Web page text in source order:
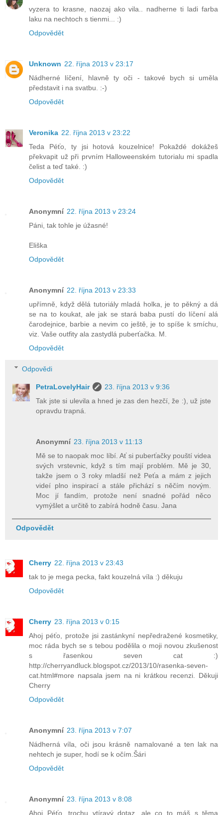
vyzera to krasne, naozaj ako vila.. nadherne ti ladi farba
laku na nechtoch s tienmi... :)
Odpovědět
Unknown 22. října 2013 v 23:17
Nádherné líčení, hlavně ty oči - takové bych si uměla
představit i na svatbu. :-)
Odpovědět
Veronika 22. října 2013 v 23:22
Teda Péťo, ty jsi hotová kouzelnice! Pokaždé dokážeš
překvapit už při prvním Halloweenském tutorialu mi spadla
čelist a teď také. :)
Odpovědět
Anonymní 22. října 2013 v 23:24
Páni, tak tohle je úžasné!
Eliška
Odpovědět
Anonymní 22. října 2013 v 23:33
upřímně, když dělá tutoriály mladá holka, je to pěkný a dá
se na to koukat, ale jak se stará baba pustí do líčení alá
čarodejnice, barbie a nevim co ještě, je to spíše k smíchu,
viz. Vaše outfity ala zastydlá puberťačka. M.
Odpovědět
Odpovědi
PetraLovelyHair
23. října 2013 v 9:36
Tak jste si ulevila a hned je zas den hezčí, že :), už jste
opravdu trapná.
Anonymní 23. října 2013 v 11:13
Mě se to naopak moc líbí. Ať si puberťačky pouští videa
svých vrstevnic, když s tím mají problém. Mě je 30,
takže jsem o 3 roky mladší než Peťa a mám z jejich
videí plno inspirací a stále přichází s něčím novým.
Moc jí fandím, protože není snadné pořád něco
vymýšlet a určitě to zabírá hodně času. Jana
Odpovědět
Cherry 22. října 2013 v 23:43
tak to je mega pecka, fakt kouzelná víla :) děkuju
Odpovědět
Cherry 23. října 2013 v 0:15
Ahoj péťo, protože jsi zastánkyní nepředražené kosmetiky,
moc ráda bych se s tebou podělila o moji novou zkušenost
s řasenkou seven cat :)
http://cherryandluck.blogspot.cz/2013/10/rasenka-seven-
cat.html#more napsala jsem na ni krátkou recenzi. Děkuji
Cherry
Odpovědět
Anonymní 23. října 2013 v 7:07
Nádherná víla, oči jsou krásně namalované a ten lak na
nehtech je super, hodí se k očím.Šári
Odpovědět
Anonymní 23. října 2013 v 8:08
Ahoj Péťo, trochu vtíravý dotaz, ale co to máš s těma